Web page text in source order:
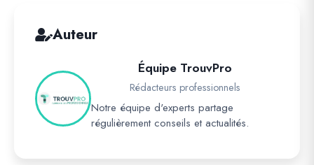
Auteur
Équipe TrouvPro
Rédacteurs professionnels
Notre équipe d'experts partage
régulièrement conseils et actualités.